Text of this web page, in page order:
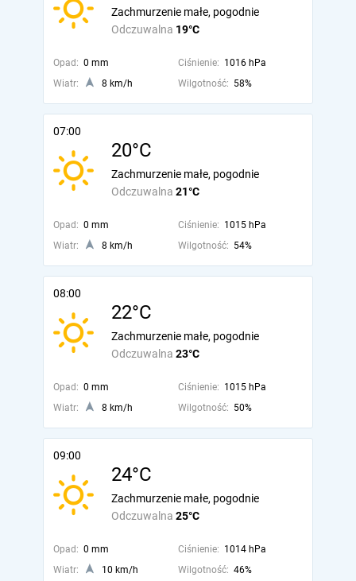
Odczuwalna 19°C
Zachmurzenie małe, pogodnie
Opad: 0 mm Ciśnienie: 1016 hPa
Wiatr:
8 km/h Wilgotność: 58%
07:00
20°C
Odczuwalna 21°C
Zachmurzenie małe, pogodnie
Opad: 0 mm Ciśnienie: 1015 hPa
Wiatr:
8 km/h Wilgotność: 54%
08:00
22°C
Odczuwalna 23°C
Zachmurzenie małe, pogodnie
Opad: 0 mm Ciśnienie: 1015 hPa
Wiatr:
8 km/h Wilgotność: 50%
09:00
24°C
Odczuwalna 25°C
Zachmurzenie małe, pogodnie
Opad: 0 mm Ciśnienie: 1014 hPa
Wiatr:
10 km/h Wilgotność: 46%